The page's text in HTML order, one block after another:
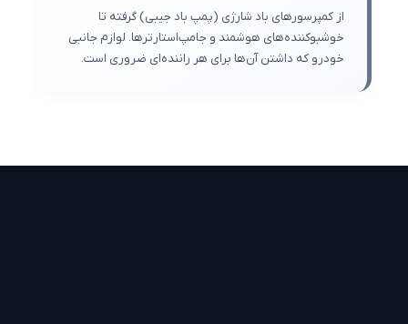
از کمپرسورهای باد شارژی (پمپ باد جیبی) گرفته تا
خوشبوکننده‌های هوشمند و جامپ‌استارترها. لوازم جانبی
خودرو که داشتن آن‌ها برای هر راننده‌ای ضروری است.